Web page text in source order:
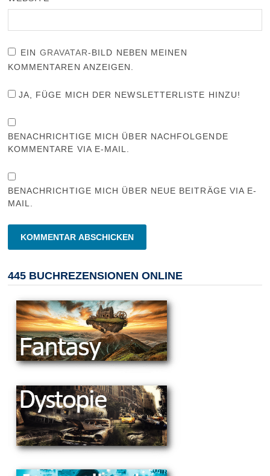
EIN GRAVATAR-BILD NEBEN MEINEN
KOMMENTAREN ANZEIGEN.
JA, FÜGE MICH DER NEWSLETTERLISTE HINZU!
BENACHRICHTIGE MICH ÜBER NACHFOLGENDE
KOMMENTARE VIA E-MAIL.
BENACHRICHTIGE MICH ÜBER NEUE BEITRÄGE VIA E-
MAIL.
445 BUCHREZENSIONEN ONLINE